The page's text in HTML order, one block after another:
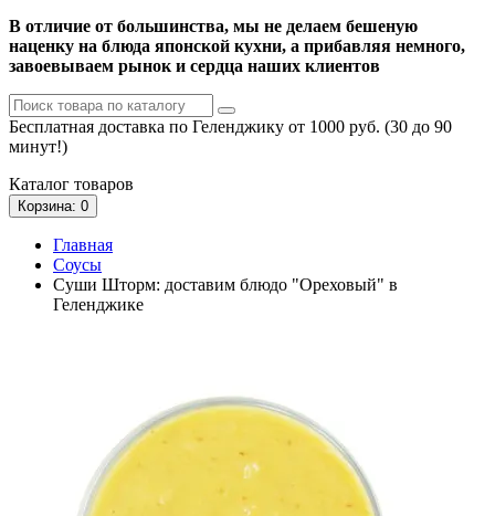
В отличие от большинства, мы не делаем бешеную
наценку на блюда японской кухни, а прибавляя немного,
завоевываем рынок и сердца наших клиентов
Бесплатная доставка по Геленджику от 1000 руб. (30 до 90
минут!)
Каталог товаров
Корзина: 0
Главная
Соусы
Суши Шторм: доставим блюдо "Ореховый" в
Геленджике